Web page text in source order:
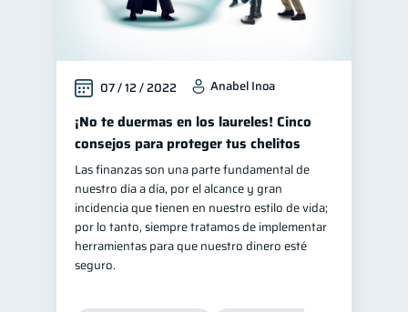
07 / 12 / 2022 Anabel Inoa
¡No te duermas en los laureles! Cinco
consejos para proteger tus chelitos
Las finanzas son una parte fundamental de
nuestro día a día, por el alcance y gran
incidencia que tienen en nuestro estilo de vida;
por lo tanto, siempre tratamos de implementar
herramientas para que nuestro dinero esté
seguro.